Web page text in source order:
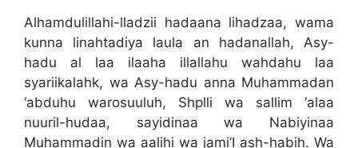
Alhamdulillahi-lladzii hadaana lihadzaa, wama
kunna linahtadiya laula an hadanallah, Asy-
hadu al laa ilaaha illallahu wahdahu laa
syariikalahk, wa Asy-hadu anna Muhammadan
‘abduhu warosuuluh, Shplli wa sallim ‘alaa
nuuril-hudaa, sayidinaa wa Nabiyinaa
Muhammadin wa aalihi wa jami’I ash-habih. Wa